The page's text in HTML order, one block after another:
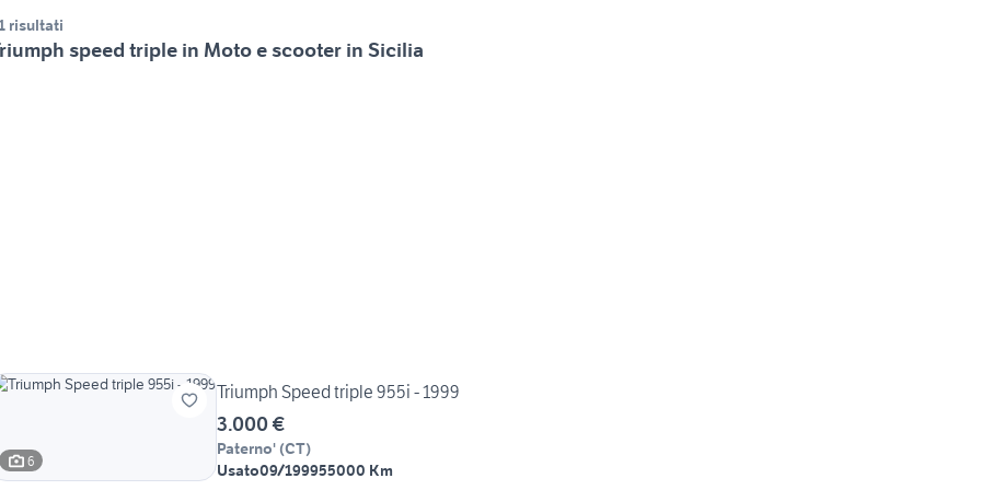
risultati
speed triple in Moto e scooter in Sicilia
6
Triumph Speed triple 955i - 1999
3.000 €
Paterno' (CT)
Usato09/199955000 Km